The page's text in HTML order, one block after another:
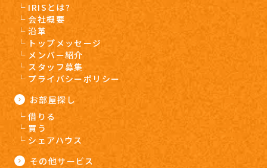
IRISとは?
会社概要
沿革
トップメッセージ
メンバー紹介
スタッフ募集
プライバシーポリシー
お部屋探し
借りる
買う
シェアハウス
その他サービス